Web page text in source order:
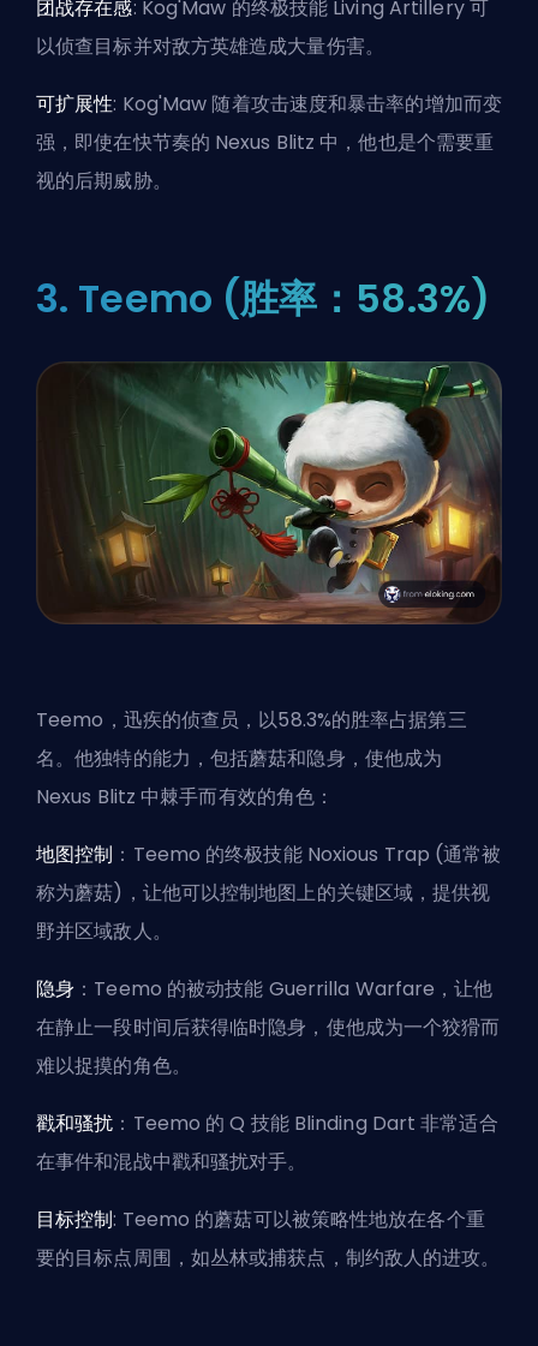
团战存在感: Kog'Maw 的终极技能 Living Artillery 可
以侦查目标并对敌方英雄造成大量伤害。
可扩展性: Kog'Maw 随着攻击速度和暴击率的增加而变
强，即使在快节奏的 Nexus Blitz 中，他也是个需要重
视的后期威胁。
3. Teemo (胜率：58.3%)
Teemo，迅疾的侦查员，以58.3%的胜率占据第三
名。他独特的能力，包括蘑菇和隐身，使他成为
Nexus Blitz 中棘手而有效的角色：
地图控制 ：Teemo 的终极技能 Noxious Trap (通常被
称为蘑菇)，让他可以控制地图上的关键区域，提供视
野并区域敌人。
隐身 ：Teemo 的被动技能 Guerrilla Warfare，让他
在静止一段时间后获得临时隐身，使他成为一个狡猾而
难以捉摸的角色。
戳和骚扰 ：Teemo 的 Q 技能 Blinding Dart 非常适合
在事件和混战中戳和骚扰对手。
目标控制: Teemo 的蘑菇可以被策略性地放在各个重
要的目标点周围，如丛林或捕获点，制约敌人的进攻。